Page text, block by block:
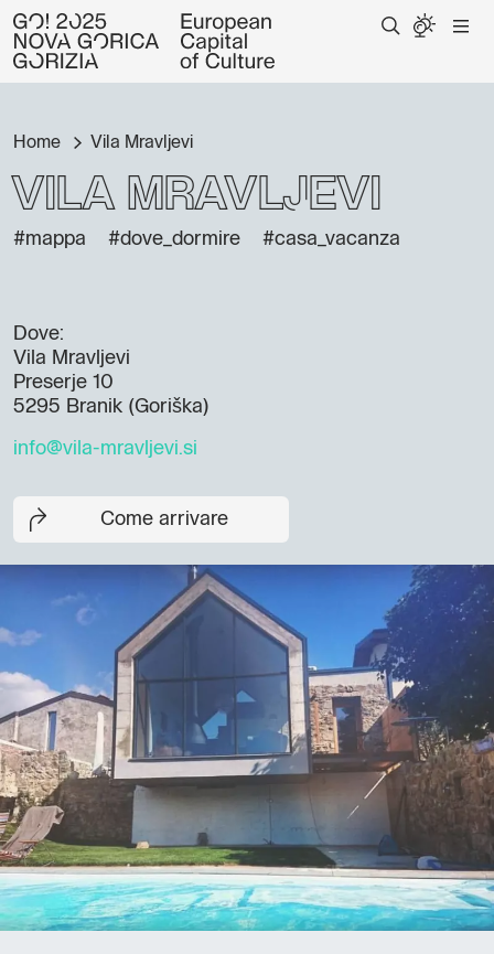
Home Vila Mravljevi
Vila Mravljevi
#mappa #dove_dormire #casa_vacanza
Dove:
Vila Mravljevi
Preserje 10
5295 Branik (Goriška)
info@vila-mravljevi.si
Come arrivare